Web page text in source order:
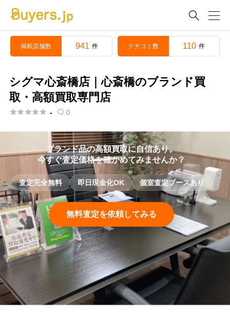

掲載店舗数 941 件 クチコミ数 110 件
シグマ心斎橋店｜心斎橋のブランド買
取・高額買取専門店
 -  0
ブランド品の高額買取に自信あり。
今すぐ査定価格を確かめてみませんか？
査定完全無料 即日現金化OK 個室査定ブースあり
無料査定を依頼してみる